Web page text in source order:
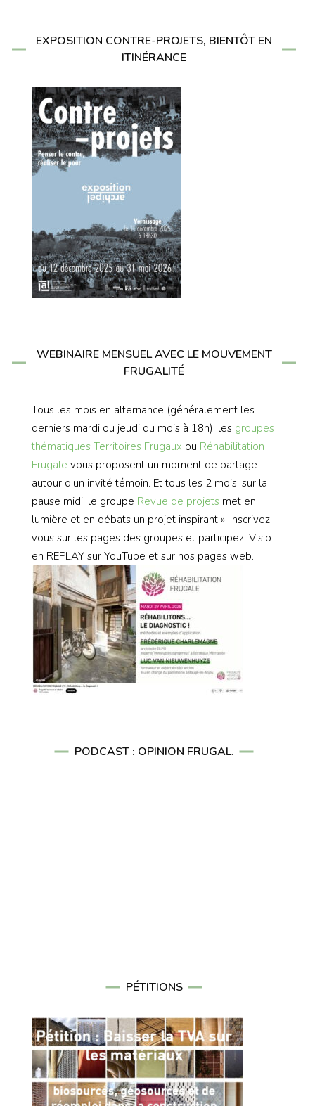
EXPOSITION CONTRE-PROJETS, BIENTÔT EN
ITINÉRANCE
WEBINAIRE MENSUEL AVEC LE MOUVEMENT
FRUGALITÉ
Tous les mois en alternance (généralement les
derniers mardi ou jeudi du mois à 18h), les groupes
thématiques Territoires Frugaux ou Réhabilitation
Frugale vous proposent un moment de partage
autour d’un invité témoin. Et tous les 2 mois, sur la
pause midi, le groupe Revue de projets met en
lumière et en débats un projet inspirant ». Inscrivez-
vous sur les pages des groupes et participez! Visio
en REPLAY sur YouTube et sur nos pages web.
PODCAST : OPINION FRUGAL.
PÉTITIONS